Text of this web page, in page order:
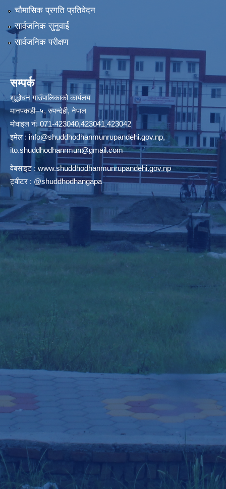
चौमासिक प्रगति प्रतिवेदन
सार्वजनिक सुनुवाई
सार्वजनिक परीक्षण
सम्पर्क
शुद्धोधन गाउँपालिकाको कार्यलय
मानपकडी–५, रुपन्देही, नेपाल
मोवाइल नं: 071-423040,423041,423042
इमेल : info@shuddhodhanmunrupandehi.gov.np,
ito.shuddhodhanrmun@gmail.com
वेबसाइट : www.shuddhodhanmunrupandehi.gov.np
ट्वीटर : @shuddhodhangapa